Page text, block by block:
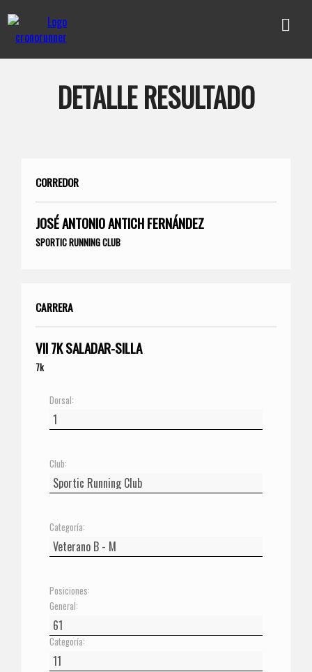
DETALLE RESULTADO
CORREDOR
JOSÉ ANTONIO ANTICH FERNÁNDEZ
SPORTIC RUNNING CLUB
CARRERA
VII 7K SALADAR-SILLA
7k
Dorsal:
Club:
Categoría:
Posiciones:
General:
Categoría: